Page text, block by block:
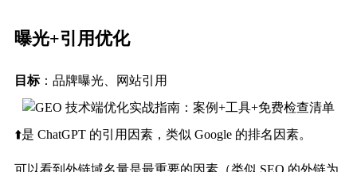
曝光+引用优化
目标：品牌曝光、网站引用
⬆️是 ChatGPT 的引用因素，类似 Google 的排名因素。
可以看到外链域名量是最重要的因素（类似 SEO 的外链为